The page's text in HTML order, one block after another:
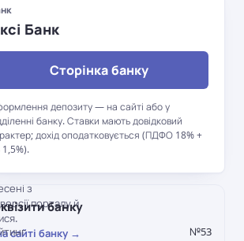
Фондом
вкладів фізичних
гарантує
до 600 000 грн на
в банку.
вкладів →
№247 від 15.11.2011 ·
→
з
порталу й
сайті банку →
Банк
Сторінка банку
депозиту — на сайті або у
банку. Ставки мають довідковий
дохід оподатковується (ПДФО 18% +
банку
№53